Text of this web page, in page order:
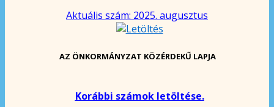
Aktuális szám: 2025. augusztus
AZ ÖNKORMÁNYZAT KÖZÉRDEKŰ LAPJA
Korábbi számok letöltése.